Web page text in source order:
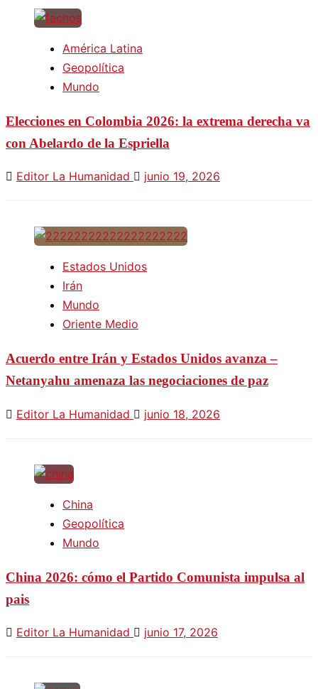
América Latina
Geopolítica
Mundo
Elecciones en Colombia 2026: la extrema derecha va
con Abelardo de la Espriella
Editor La Humanidad junio 19, 2026
Estados Unidos
Irán
Mundo
Oriente Medio
Acuerdo entre Irán y Estados Unidos avanza –
Netanyahu amenaza las negociaciones de paz
Editor La Humanidad junio 18, 2026
China
Geopolítica
Mundo
China 2026: cómo el Partido Comunista impulsa al
pais
Editor La Humanidad junio 17, 2026